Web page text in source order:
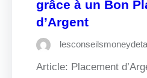
grâce à un Bon
d’Argent
Article: Placement